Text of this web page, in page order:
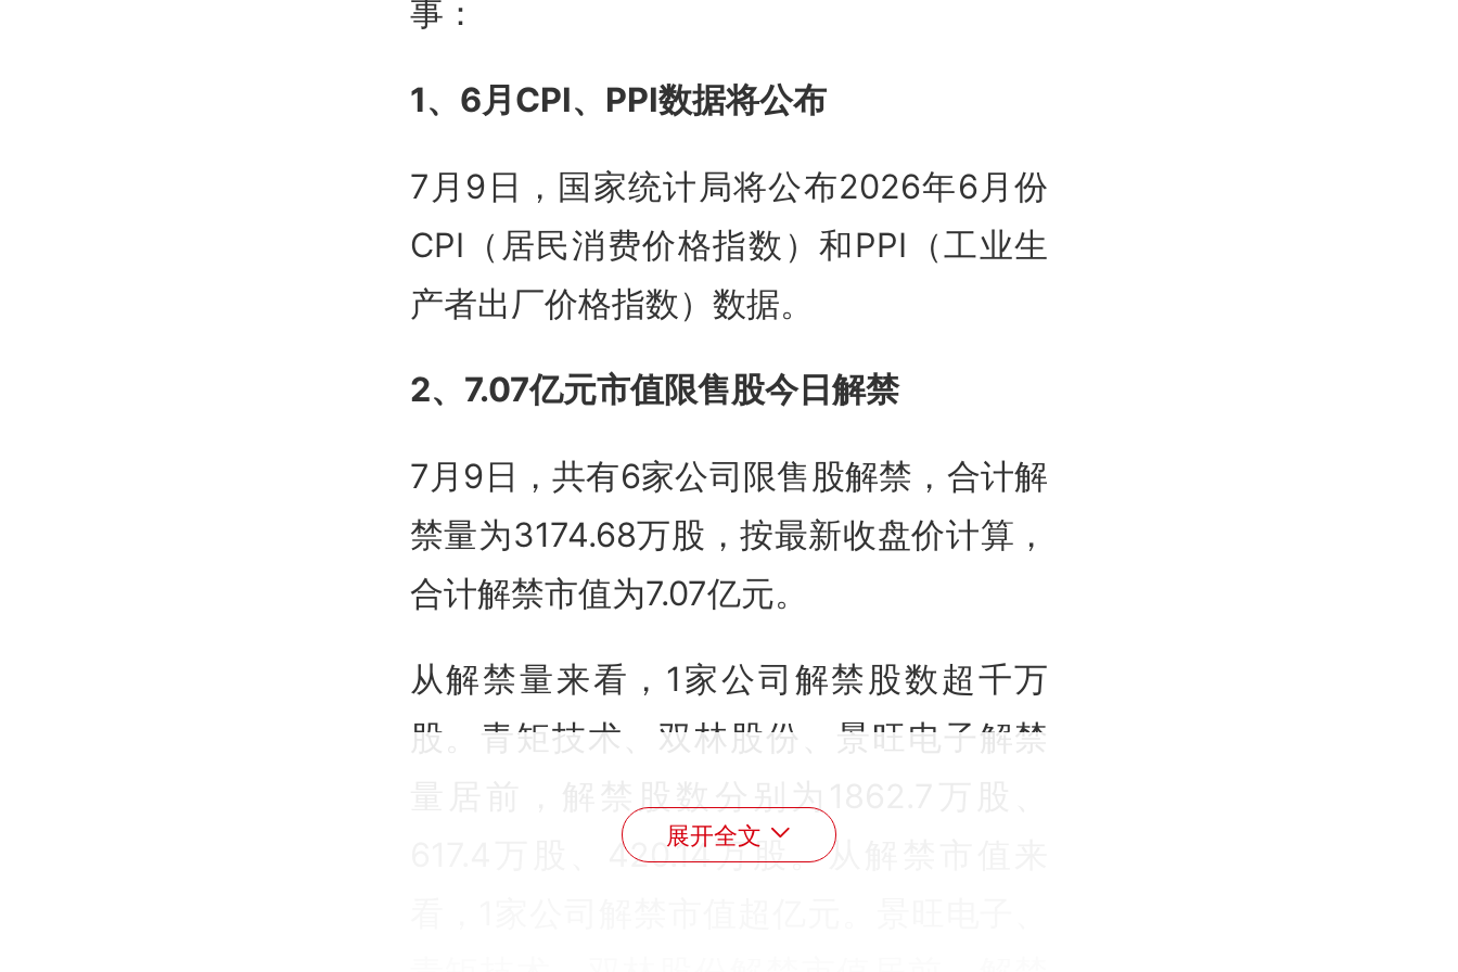
事：
1、6月CPI、PPI数据将公布
7月9日，国家统计局将公布2026年6月份
CPI（居民消费价格指数）和PPI（工业生
产者出厂价格指数）数据。
2、7.07亿元市值限售股今日解禁
7月9日，共有6家公司限售股解禁，合计解
禁量为3174.68万股，按最新收盘价计算，
合计解禁市值为7.07亿元。
从解禁量来看，1家公司解禁股数超千万
股。青矩技术、双林股份、景旺电子解禁
量居前，解禁股数分别为1862.7万股、
617.4万股、420.14万股。从解禁市值来
展开全文